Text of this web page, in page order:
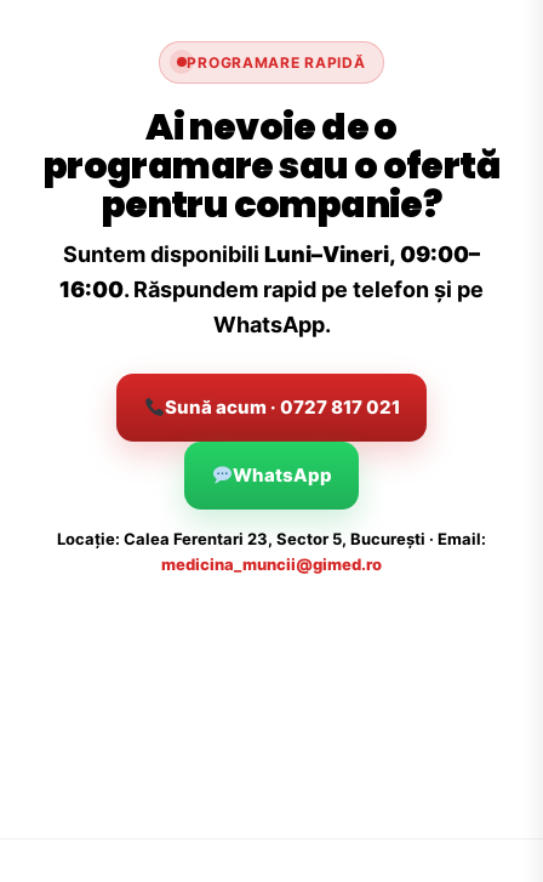
PROGRAMARE RAPIDĂ
Ai nevoie de o
programare sau o ofertă
pentru companie?
Suntem disponibili Luni–Vineri, 09:00–
16:00. Răspundem rapid pe telefon și pe
WhatsApp.
Sună acum · 0727 817 021
WhatsApp
Locație: Calea Ferentari 23, Sector 5, București · Email:
medicina_muncii@gimed.ro